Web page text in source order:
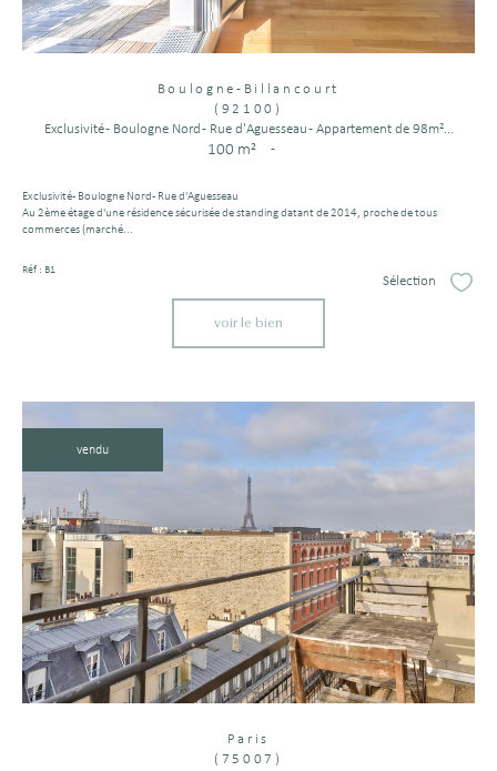
Boulogne-Billancourt
(92100)
Exclusivité - Boulogne Nord - Rue d'Aguesseau - Appartement de 98m²...
100 m² -
Exclusivité - Boulogne Nord - Rue d'Aguesseau
Au 2ème étage d'une résidence sécurisée de standing datant de 2014, proche de tous
commerces (marché...
Réf : B1
Sélection
voir le bien
vendu
Paris
(75007)